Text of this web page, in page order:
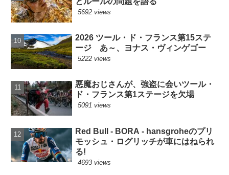
5692 views
2026 ツール・ド・フランス第15ステ
ージ あ～、ヨナス・ヴィンゲゴー
5222 views
悪魔おじさんが、強盗に会いツール・
ド・フランス第1ステージを欠場
5091 views
Red Bull - BORA - hansgroheのプリ
モッシュ・ログリッチが車にはねられ
る!
4693 views